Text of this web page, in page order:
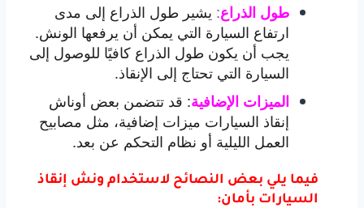
طول الذراع: يشير طول الذراع إلى مدى
ارتفاع السيارة التي يمكن أن يرفعها الونش.
يجب أن يكون طول الذراع كافيًا للوصول إلى
السيارة التي تحتاج إلى الإنقاذ.
الميزات الإضافية: قد تتضمن بعض أوناش
إنقاذ السيارات ميزات إضافية، مثل مصابيح
العمل الليلية أو نظام التحكم عن بعد.
فيما يلي بعض النصائح لاستخدام ونش إنقاذ
السيارات بأمان: